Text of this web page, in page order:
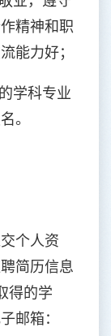
精神和职
能力好；
学科专业
。
个人资
简历信息
得的学
邮箱：